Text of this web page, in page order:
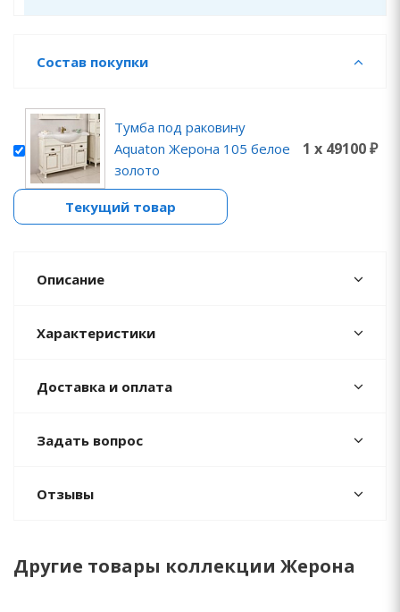
Состав покупки
Тумба под раковину
Aquaton Жерона 105 белое
золото
1 x 49100 ₽
Текущий товар
Описание
Характеристики
Доставка и оплата
Задать вопрос
Отзывы
Другие товары коллекции Жерона